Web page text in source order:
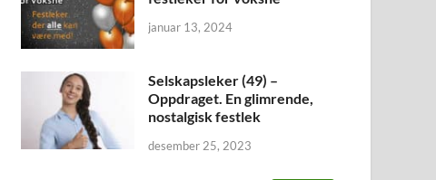
januar 13, 2024
Selskapsleker (49) –
Oppdraget. En glimrende,
nostalgisk festlek
desember 25, 2023